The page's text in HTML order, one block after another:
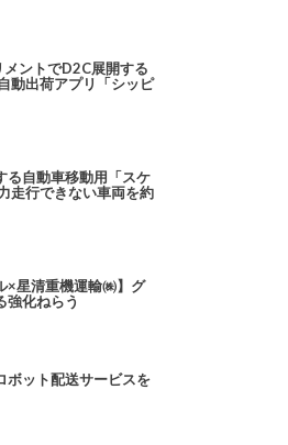
メントでD2C展開する
動出荷アプリ「シッピ
る自動車移動用「スケ
走行できない車両を約
×星清重機運輸㈱】グ
強化ねらう
ボット配送サービスを